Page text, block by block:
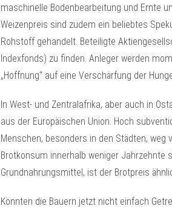
maschinelle Bodenbearbeitung und Ernte
Weizenpreis sind zudem ein beliebtes
Rohstoff gehandelt. Beteiligte
Indexfonds) zu finden. Anleger werden
„Hoffnung“ auf eine Verschärfung der
In West- und Zentralafrika, aber auch in
aus der Europäischen Union. Hoch
Menschen, besonders in den Städten,
Brotkonsum innerhalb weniger Jahrzehnte
Grundnahrungsmittel, ist der Brotpreis
Könnten die Bauern jetzt nicht einfach